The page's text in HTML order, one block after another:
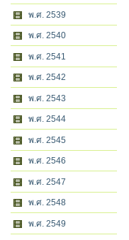
พ.ศ. 2539
พ.ศ. 2540
พ.ศ. 2541
พ.ศ. 2542
พ.ศ. 2543
พ.ศ. 2544
พ.ศ. 2545
พ.ศ. 2546
พ.ศ. 2547
พ.ศ. 2548
พ.ศ. 2549